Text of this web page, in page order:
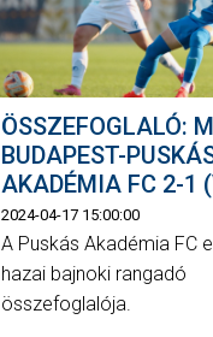
ÖSSZEFOGLALÓ:
BUDAPEST-
AKADÉMIA FC 2-1
2024-04-17 15:00:00
A Puskás Akadémia FC
hazai bajnoki rangadó
összefoglalója.